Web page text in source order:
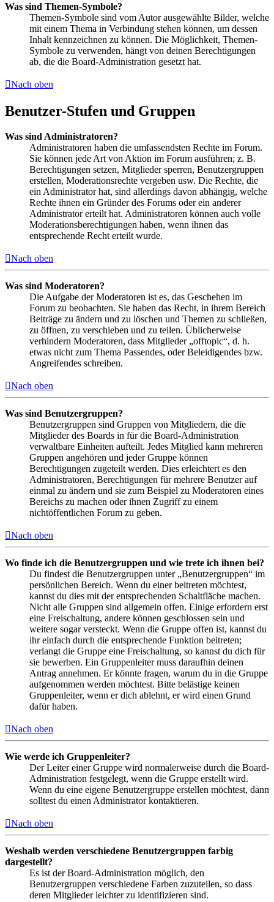
Was sind Themen-Symbole?
Themen-Symbole sind vom Autor ausgewählte Bilder, welche
mit einem Thema in Verbindung stehen können, um dessen
Inhalt kennzeichnen zu können. Die Möglichkeit, Themen-
Symbole zu verwenden, hängt von deinen Berechtigungen
ab, die die Board-Administration gesetzt hat.
Nach oben
Benutzer-Stufen und Gruppen
Was sind Administratoren?
Administratoren haben die umfassendsten Rechte im Forum.
Sie können jede Art von Aktion im Forum ausführen; z. B.
Berechtigungen setzen, Mitglieder sperren, Benutzergruppen
erstellen, Moderationsrechte vergeben usw. Die Rechte, die
ein Administrator hat, sind allerdings davon abhängig, welche
Rechte ihnen ein Gründer des Forums oder ein anderer
Administrator erteilt hat. Administratoren können auch volle
Moderationsberechtigungen haben, wenn ihnen das
entsprechende Recht erteilt wurde.
Nach oben
Was sind Moderatoren?
Die Aufgabe der Moderatoren ist es, das Geschehen im
Forum zu beobachten. Sie haben das Recht, in ihrem Bereich
Beiträge zu ändern und zu löschen und Themen zu schließen,
zu öffnen, zu verschieben und zu teilen. Üblicherweise
verhindern Moderatoren, dass Mitglieder „offtopic“, d. h.
etwas nicht zum Thema Passendes, oder Beleidigendes bzw.
Angreifendes schreiben.
Nach oben
Was sind Benutzergruppen?
Benutzergruppen sind Gruppen von Mitgliedern, die die
Mitglieder des Boards in für die Board-Administration
verwaltbare Einheiten aufteilt. Jedes Mitglied kann mehreren
Gruppen angehören und jeder Gruppe können
Berechtigungen zugeteilt werden. Dies erleichtert es den
Administratoren, Berechtigungen für mehrere Benutzer auf
einmal zu ändern und sie zum Beispiel zu Moderatoren eines
Bereichs zu machen oder ihnen Zugriff zu einem
nichtöffentlichen Forum zu geben.
Nach oben
Wo finde ich die Benutzergruppen und wie trete ich ihnen bei?
Du findest die Benutzergruppen unter „Benutzergruppen“ im
persönlichen Bereich. Wenn du einer beitreten möchtest,
kannst du dies mit der entsprechenden Schaltfläche machen.
Nicht alle Gruppen sind allgemein offen. Einige erfordern erst
eine Freischaltung, andere können geschlossen sein und
weitere sogar versteckt. Wenn die Gruppe offen ist, kannst du
ihr einfach durch die entsprechende Funktion beitreten;
verlangt die Gruppe eine Freischaltung, so kannst du dich für
sie bewerben. Ein Gruppenleiter muss daraufhin deinen
Antrag annehmen. Er könnte fragen, warum du in die Gruppe
aufgenommen werden möchtest. Bitte belästige keinen
Gruppenleiter, wenn er dich ablehnt, er wird einen Grund
dafür haben.
Nach oben
Wie werde ich Gruppenleiter?
Der Leiter einer Gruppe wird normalerweise durch die Board-
Administration festgelegt, wenn die Gruppe erstellt wird.
Wenn du eine eigene Benutzergruppe erstellen möchtest, dann
solltest du einen Administrator kontaktieren.
Nach oben
Weshalb werden verschiedene Benutzergruppen farbig
dargestellt?
Es ist der Board-Administration möglich, den
Benutzergruppen verschiedene Farben zuzuteilen, so dass
deren Mitglieder leichter zu identifizieren sind.